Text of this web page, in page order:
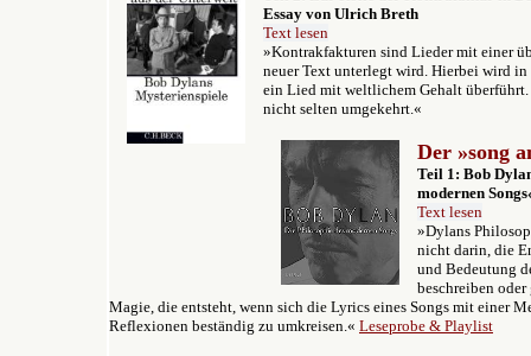
Essay von Ulrich Breth
Text lesen
»Kontrakfakturen sind Lieder mit einer
neuer Text unterlegt wird. Hierbei wird
ein Lied mit weltlichem Gehalt
nicht selten umgekehrt.«
Der »song
Teil 1: Bob
modernen
Text lesen
»Dylans
nicht darin, die
und Bedeutung
beschreiben
Magie, die entsteht, wenn sich die Lyrics eines Songs mit einer
Reflexionen beständig zu umkreisen.« Leseprobe & Playlist